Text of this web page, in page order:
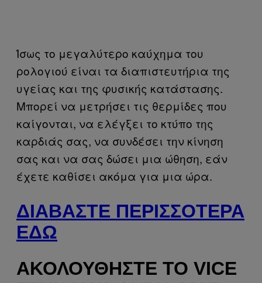
Ίσως το μεγαλύτερο καύχημα του
ρολογιού είναι τα διαπιστευτήρια της
υγείας και της φυσικής κατάστασης.
Μπορεί να μετρήσει τις θερμίδες που
καίγονται, να ελέγξει το κτύπο της
καρδιάς σας, να συνδέσει την κίνηση
σας και να σας δώσει μια ώθηση, εάν
έχετε καθίσει ακόμα για μια ώρα.
ΔΙΑΒΆΣΤΕ ΠΕΡΙΣΣΌΤΕΡΑ
ΕΔΏ
ΑΚΟΛΟΥΘΉΣΤΕ ΤΟ VICE